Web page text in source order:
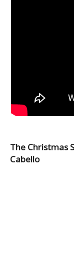
The Christmas
Cabello